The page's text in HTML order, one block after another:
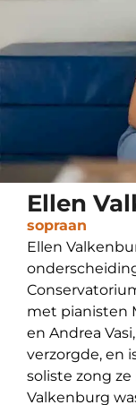
Ellen
sopraan
Ellen
met pianisten
en Andrea
verzorgde, en
soliste zong
Valkenburg